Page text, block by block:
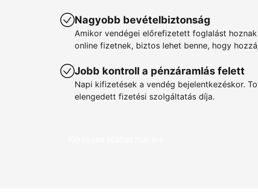
Nagyobb bevételbiztonság
Amikor vendégei előrefizetett foglalást
online fizetnek, biztos lehet benne, hogy
Jobb kontroll a pénzáramlás felett
Napi kifizetések a vendég bejelentkezéskor.
elengedett fizetési szolgáltatás díja.
Keressen többet már ma